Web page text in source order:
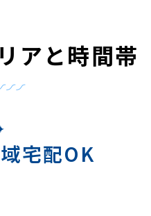
アと時間帯
宅配OK